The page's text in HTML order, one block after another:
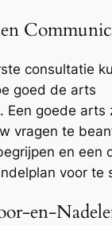
consultatie
goed de arts
Een goede arts
vragen te
en een
voor te
en-